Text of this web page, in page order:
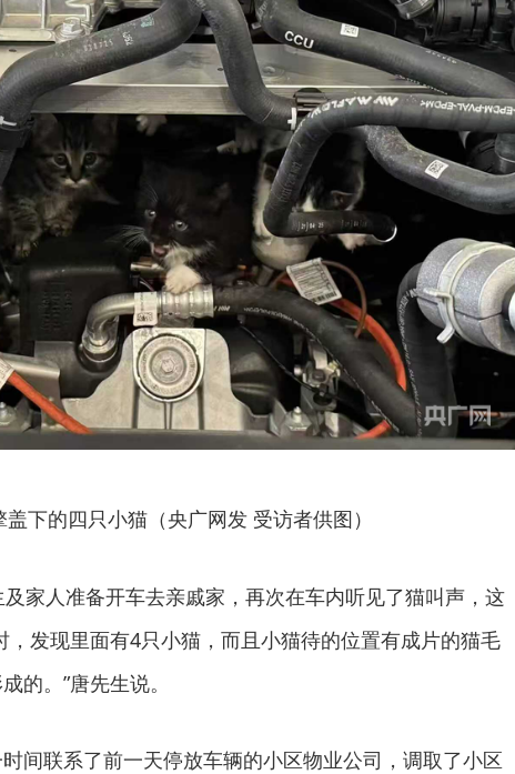
盖下的四只小猫（央广网发 受访者供图）
家人准备开车去亲戚家，再次在车内听见了猫叫声，这
，发现里面有4只小猫，而且小猫待的位置有成片的猫毛
的。”唐先生说。
间联系了前一天停放车辆的小区物业公司，调取了小区